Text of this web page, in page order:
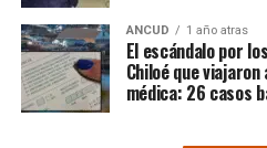
Por el momento, las personas
declaraciones públicas. La
recién comienza y, el
comentarios de todo tipo, en
del humorista de Punta Arenas.
ANCUD 1 año atras
El escándalo por
Chiloé que
médica: 26 casos